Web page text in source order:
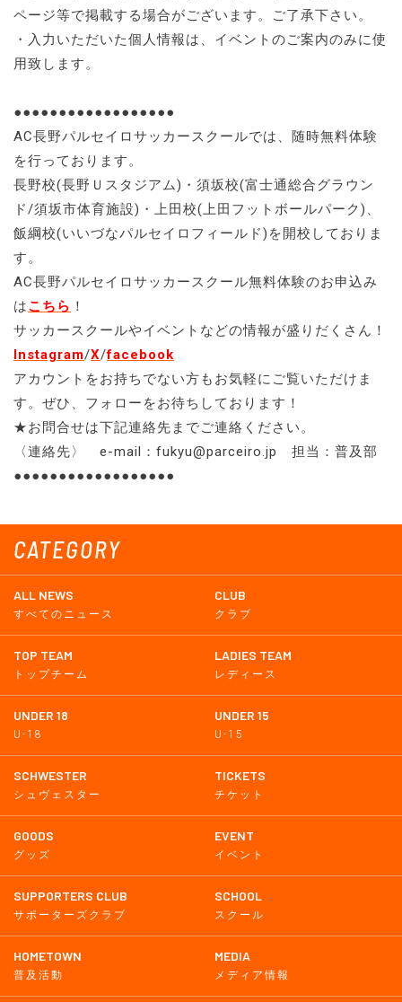
CATEGORY
ALL NEWS
すべてのニュース
CLUB
クラブ
TOP TEAM
トップチーム
LADIES TEAM
レディース
UNDER 18
U-18
UNDER 15
U-15
SCHWESTER
シュヴェスター
TICKETS
チケット
GOODS
グッズ
EVENT
イベント
SUPPORTERS CLUB
サポーターズクラブ
SCHOOL
スクール
HOMETOWN
普及活動
MEDIA
メディア情報
ページ等で掲載する場合がございます。ご了承下さい。
・入力いただいた個人情報は、イベントのご案内のみに使
用致します。
●●●●●●●●●●●●●●●●●●
AC長野パルセイロサッカースクールでは、随時無料体験
を行っております。
長野校(長野Ｕスタジアム)・須坂校(富士通総合グラウン
ド/須坂市体育施設)・上田校(上田フットボールパーク)、
飯綱校(いいづなパルセイロフィールド)を開校しておりま
す。
AC長野パルセイロサッカースクール無料体験のお申込み
はこちら ！
サッカースクールやイベントなどの情報が盛りだくさん！
Instagram/X/facebook
アカウントをお持ちでない方もお気軽にご覧いただけま
す。ぜひ、フォローをお待ちしております！
★お問合せは下記連絡先までご連絡ください。
〈連絡先〉 e-mail：fukyu@parceiro.jp 担当：普及部
●●●●●●●●●●●●●●●●●●